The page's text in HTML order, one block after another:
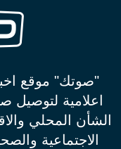
"صوتك" موقع
اعلامية لتوصيل
الشأن المحلي
الاجتماعية